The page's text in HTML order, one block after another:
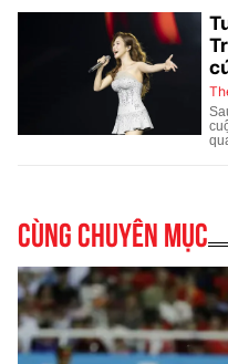
Cùng chuyên mục